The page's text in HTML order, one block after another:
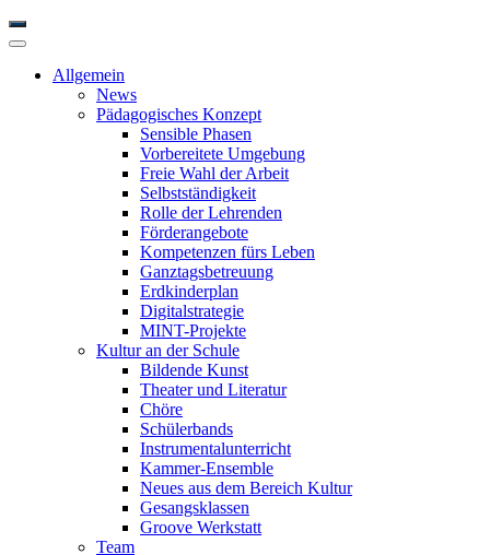
Allgemein
News
Pädagogisches Konzept
Sensible Phasen
Vorbereitete Umgebung
Freie Wahl der Arbeit
Selbstständigkeit
Rolle der Lehrenden
Förderangebote
Kompetenzen fürs Leben
Ganztagsbetreuung
Erdkinderplan
Digitalstrategie
MINT-Projekte
Kultur an der Schule
Bildende Kunst
Theater und Literatur
Chöre
Schülerbands
Instrumentalunterricht
Kammer-Ensemble
Neues aus dem Bereich Kultur
Gesangsklassen
Groove Werkstatt
Team